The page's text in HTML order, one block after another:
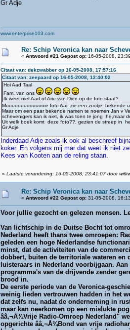
Gr Adje
www.enterprise103.com
Re: Schip Veronica kan naar
« Antwoord #21 Gepost op:16-05-2008,
Citaat van: dekzwabber op 16-05-2008, 17:57:16
Citaat van: zeepaard op 16-05-2008, 12:40:02
Hoi Aad Taal
Fam. van ons
Ik weet niet Aad of Arie van Dien op de foto staat?
Moooooooooooooie foto Aai, zie een zootje bekende
Maar om een paar bekende namen te noemen:Jan v
schevenigers kan ik niet, ik was toen te jong he,maar
Uit welk boek komt deze foto??, gezien de streep in
Gr Adje
Inderdaad Adje zoals ik ook al beschreef
koker. En volgens mij mar dat weet ik niet
Kees van Kooten aan de reling staan.
« Laatste verandering: 16-05-2008, 23:41:07 door
Re: Schip Veronica kan naar
« Antwoord #22 Gepost op:31-05-2008,
Voor jullie gezocht en gelezen mensen.
Van lichtschip in de Duitse Bocht tot
Nederland heeft thans twee omroepen:
geleden een hoge Nederlandse
minst, dat de activiteiten van de
dobbert, buiten de territoriale wateren en
luisteraars in Nederland voorbijgaan.
programma's van de drijvende zender
brood in.
De eerste periode van de Veronica-
weinig lieden vertrouwen hadden in het
dat zelfs nu, nadat de onderneming in
maar kan neerkomen op een mislukte
ââ‚¬Å¾Vrije Radio-Omroep Nederland"
opgerichte ââ‚¬Å¾Bond van vrije